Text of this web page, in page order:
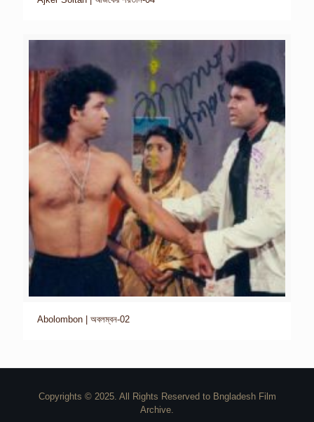
Abolombon | অবলম্বন-02
Copyrights © 2025. All Rights Reserved to Bngladesh Film
Archive.